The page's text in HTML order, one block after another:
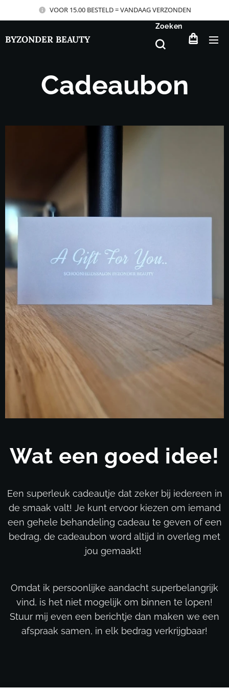
VOOR 15.00 BESTELD = VANDAAG VERZONDEN
BYZONDER BEAUTY
Zoeken
Cadeaubon
Wat een goed idee!
Een superleuk cadeautje dat zeker bij iedereen in
de smaak valt! Je kunt ervoor kiezen om iemand
een gehele behandeling cadeau te geven of een
bedrag, de cadeaubon word altijd in overleg met
jou gemaakt!
Omdat ik persoonlijke aandacht superbelangrijk
vind, is het niet mogelijk om binnen te lopen!
Stuur mij even een berichtje dan maken we een
afspraak samen, in elk bedrag verkrijgbaar!